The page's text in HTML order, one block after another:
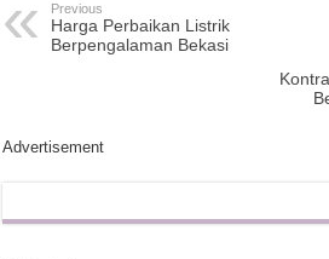
Previous
Harga Perbaikan Listrik
Berpengalaman Bekasi
Advertisement